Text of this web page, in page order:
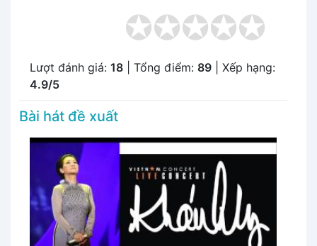
Lượt đánh giá: 18 | Tổng điểm: 89 | Xếp hạng:
4.9/5
Bài hát đề xuất